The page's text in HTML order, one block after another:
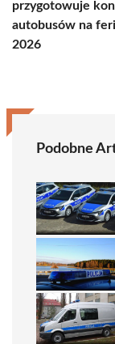
przygotowuje
autobusów na
2026
Podobne